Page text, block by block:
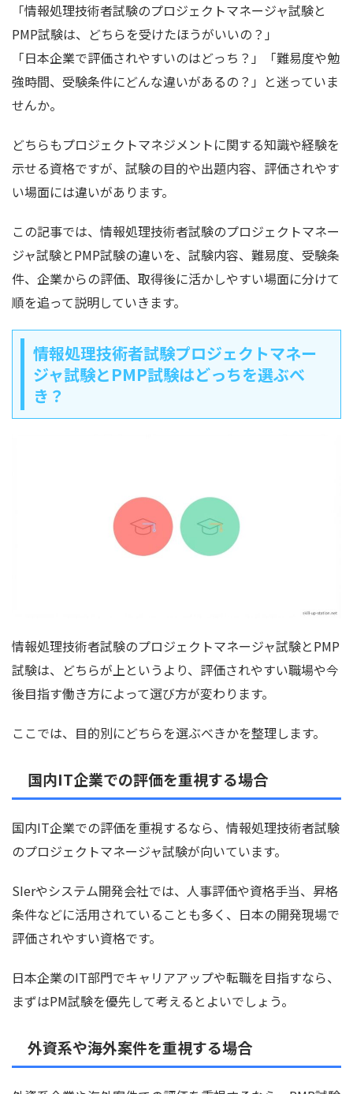
「情報処理技術者試験のプロジェクトマネージャ試験と
PMP試験は、どちらを受けたほうがいいの？」
「日本企業で評価されやすいのはどっち？」「難易度や勉
強時間、受験条件にどんな違いがあるの？」と迷っていま
せんか。
どちらもプロジェクトマネジメントに関する知識や経験を
示せる資格ですが、試験の目的や出題内容、評価されやす
い場面には違いがあります。
この記事では、情報処理技術者試験のプロジェクトマネー
ジャ試験とPMP試験の違いを、試験内容、難易度、受験条
件、企業からの評価、取得後に活かしやすい場面に分けて
順を追って説明していきます。
情報処理技術者試験プロジェクトマネー
ジャ試験とPMP試験はどっちを選ぶべ
き？
情報処理技術者試験のプロジェクトマネージャ試験とPMP
試験は、どちらが上というより、評価されやすい職場や今
後目指す働き方によって選び方が変わります。
ここでは、目的別にどちらを選ぶべきかを整理します。
国内IT企業での評価を重視する場合
国内IT企業での評価を重視するなら、情報処理技術者試験
のプロジェクトマネージャ試験が向いています。
SIerやシステム開発会社では、人事評価や資格手当、昇格
条件などに活用されていることも多く、日本の開発現場で
評価されやすい資格です。
日本企業のIT部門でキャリアアップや転職を目指すなら、
まずはPM試験を優先して考えるとよいでしょう。
外資系や海外案件を重視する場合